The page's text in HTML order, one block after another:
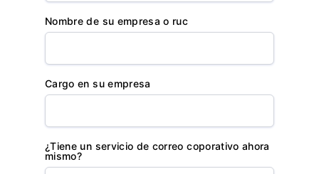
Nombre de su empresa o ruc
Cargo en su empresa
¿Tiene un servicio de correo coporativo ahora
mismo?